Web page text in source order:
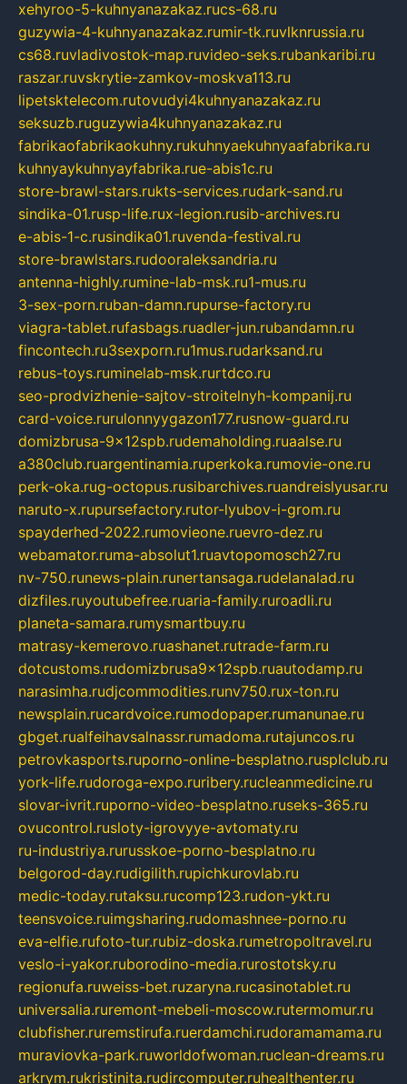
xehyroo-5-kuhnyanazakaz.rucs-68.ru
guzywia-4-kuhnyanazakaz.rumir-tk.ruvlknrussia.ru
cs68.ruvladivostok-map.ruvideo-seks.rubankaribi.ru
raszar.ruvskrytie-zamkov-moskva113.ru
lipetsktelecom.rutovudyi4kuhnyanazakaz.ru
seksuzb.ruguzywia4kuhnyanazakaz.ru
fabrikaofabrikaokuhny.rukuhnyaekuhnyaafabrika.ru
kuhnyaykuhnyayfabrika.rue-abis1c.ru
store-brawl-stars.rukts-services.rudark-sand.ru
sindika-01.rusp-life.rux-legion.rusib-archives.ru
e-abis-1-c.rusindika01.ruvenda-festival.ru
store-brawlstars.rudooraleksandria.ru
antenna-highly.rumine-lab-msk.ru1-mus.ru
3-sex-porn.ruban-damn.rupurse-factory.ru
viagra-tablet.rufasbags.ruadler-jun.rubandamn.ru
fincontech.ru3sexporn.ru1mus.rudarksand.ru
rebus-toys.ruminelab-msk.rurtdco.ru
seo-prodvizhenie-sajtov-stroitelnyh-kompanij.ru
card-voice.rurulonnyygazon177.rusnow-guard.ru
domizbrusa-9x12spb.rudemaholding.ruaalse.ru
a380club.ruargentinamia.ruperkoka.rumovie-one.ru
perk-oka.rug-octopus.rusibarchives.ruandreislyusar.ru
naruto-x.rupursefactory.rutor-lyubov-i-grom.ru
spayderhed-2022.rumovieone.ruevro-dez.ru
webamator.ruma-absolut1.ruavtopomosch27.ru
nv-750.runews-plain.runertansaga.rudelanalad.ru
dizfiles.ruyoutubefree.ruaria-family.ruroadli.ru
planeta-samara.rumysmartbuy.ru
matrasy-kemerovo.ruashanet.rutrade-farm.ru
dotcustoms.rudomizbrusa9x12spb.ruautodamp.ru
narasimha.rudjcommodities.runv750.rux-ton.ru
newsplain.rucardvoice.rumodopaper.rumanunae.ru
gbget.rualfeihavsalnassr.rumadoma.rutajuncos.ru
petrovkasports.ruporno-online-besplatno.rusplclub.ru
york-life.rudoroga-expo.ruribery.rucleanmedicine.ru
slovar-ivrit.ruporno-video-besplatno.ruseks-365.ru
ovucontrol.rusloty-igrovyye-avtomaty.ru
ru-industriya.rurusskoe-porno-besplatno.ru
belgorod-day.rudigilith.rupichkurovlab.ru
medic-today.rutaksu.rucomp123.rudon-ykt.ru
teensvoice.ruimgsharing.rudomashnee-porno.ru
eva-elfie.rufoto-tur.rubiz-doska.rumetropoltravel.ru
veslo-i-yakor.ruborodino-media.rurostotsky.ru
regionufa.ruweiss-bet.ruzaryna.rucasinotablet.ru
universalia.ruremont-mebeli-moscow.rutermomur.ru
clubfisher.ruremstirufa.ruerdamchi.rudoramamama.ru
muraviovka-park.ruworldofwoman.ruclean-dreams.ru
arkrym.rukristinita.rudircomputer.ruhealthenter.ru